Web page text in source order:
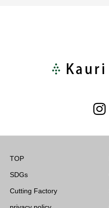
TOP
SDGs
Cutting Factory